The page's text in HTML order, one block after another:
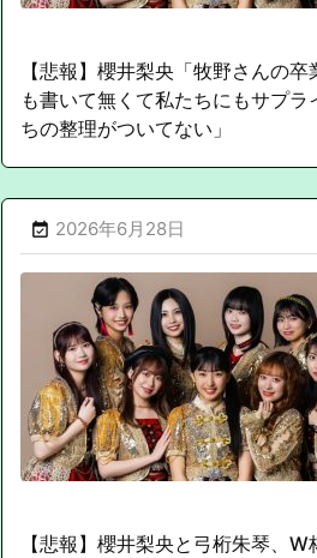
【悲報】櫻井梨央「牧野さんの
も書いて無くて私たちにもサプ
ちの整理がついてない」
 2026年6月28日
【悲報】櫻井梨央と弓桁朱琴、